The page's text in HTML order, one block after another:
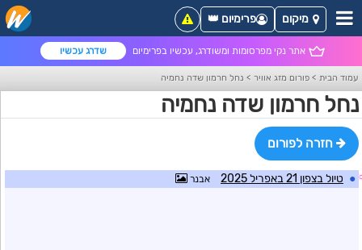
אתר נקי מפרסומות ומשודרג, עכשיו בפרימיום שדרג עכשיו
מיקום פרימיום 👑
עמוד הבית > פורום מזג אוויר > נחל חרמון שדה נחמיה
נחל חרמון שדה נחמיה
חזרה לפורום
● טיול בצפון 21 באפריל 2025 אבנר